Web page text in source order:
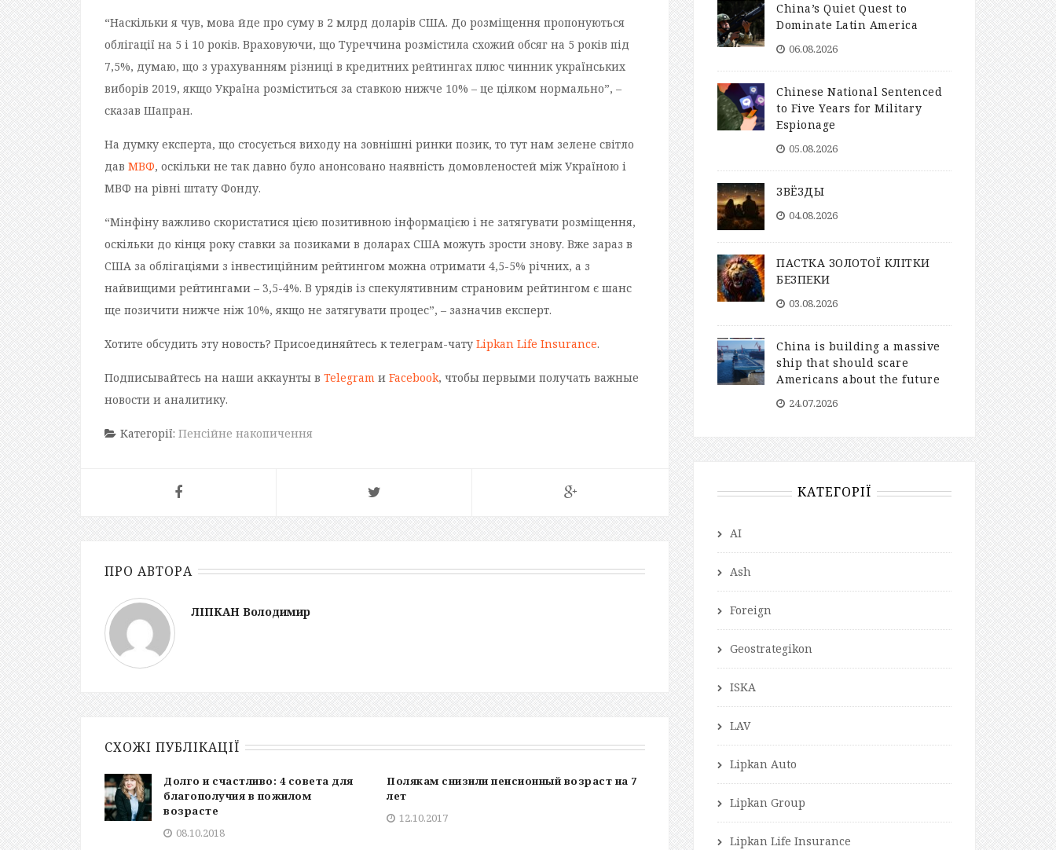
“Наскільки я чув, мова йде про суму в 2 млрд доларів США. До розміщення пропонуються
облігації на 5 і 10 років. Враховуючи, що Туреччина розмістила схожий обсяг на 5 років під
7,5%, думаю, що з урахуванням різниці в кредитних рейтингах плюс чинник українських
виборів 2019, якщо Україна розміститься за ставкою нижче 10% – це цілком нормально”, –
сказав Шапран.
На думку експерта, що стосується виходу на зовнішні ринки позик, то тут нам зелене світло
дав МВФ, оскільки не так давно було анонсовано наявність домовленостей між Україною і
МВФ на рівні штату Фонду.
“Мінфіну важливо скористатися цією позитивною інформацією і не затягувати розміщення,
оскільки до кінця року ставки за позиками в доларах США можуть зрости знову. Вже зараз в
США за облігаціями з інвестиційним рейтингом можна отримати 4,5-5% річних, а з
найвищими рейтингами – 3,5-4%. В урядів із спекулятивним страновим рейтингом є шанс
ще позичити нижче ніж 10%, якщо не затягувати процес”, – зазначив експерт.
Хотите обсудить эту новость? Присоединяйтесь к телеграм-чату Lipkan Life Insurance.
Подписывайтесь на наши аккаунты в Telegram и Facebook, чтобы первыми получать важные
новости и аналитику.
Категорії: Пенсійне накопичення
ПРО АВТОРА
ЛІПКАН Володимир
СХОЖІ ПУБЛІКАЦІЇ
Долго и счастливо: 4 совета для
благополучия в пожилом
возрасте
08.10.2018
Полякам снизили пенсионный возраст на 7
лет
12.10.2017
China’s Quiet Quest to
Dominate Latin America
06.08.2026
Chinese National Sentenced
to Five Years for Military
Espionage
05.08.2026
ЗВЁЗДЫ
04.08.2026
ПАСТКА ЗОЛОТОЇ КЛІТКИ
БЕЗПЕКИ
03.08.2026
China is building a massive
ship that should scare
Americans about the future
24.07.2026
КАТЕГОРІЇ
AI
Ash
Foreign
Geostrategikon
ISKA
LAV
Lipkan Auto
Lipkan Group
Lipkan Life Insurance